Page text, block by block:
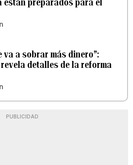
están preparados para el
va a sobrar más dinero”:
detalles de la reforma
PUBLICIDAD